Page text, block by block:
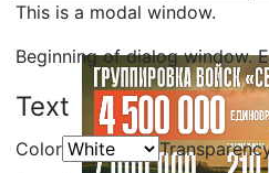
This is a modal window.
Beginning of dialog window.
Text
Color